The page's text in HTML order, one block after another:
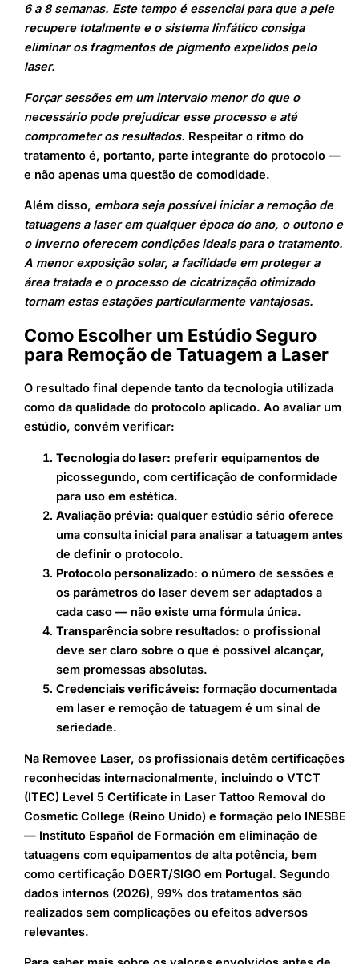
6 a 8 semanas. Este tempo é essencial para que a pele
recupere totalmente e o sistema linfático consiga
eliminar os fragmentos de pigmento expelidos pelo
laser.
Forçar sessões em um intervalo menor do que o
necessário pode prejudicar esse processo e até
comprometer os resultados. Respeitar o ritmo do
tratamento é, portanto, parte integrante do protocolo —
e não apenas uma questão de comodidade.
Além disso, embora seja possível iniciar a remoção de
tatuagens a laser em qualquer época do ano, o outono e
o inverno oferecem condições ideais para o tratamento.
A menor exposição solar, a facilidade em proteger a
área tratada e o processo de cicatrização otimizado
tornam estas estações particularmente vantajosas.
Como Escolher um Estúdio Seguro
para Remoção de Tatuagem a Laser
O resultado final depende tanto da tecnologia utilizada
como da qualidade do protocolo aplicado. Ao avaliar um
estúdio, convém verificar:
Tecnologia do laser: preferir equipamentos de
picossegundo, com certificação de conformidade
para uso em estética.
Avaliação prévia: qualquer estúdio sério oferece
uma consulta inicial para analisar a tatuagem antes
de definir o protocolo.
Protocolo personalizado: o número de sessões e
os parâmetros do laser devem ser adaptados a
cada caso — não existe uma fórmula única.
Transparência sobre resultados: o profissional
deve ser claro sobre o que é possível alcançar,
sem promessas absolutas.
Credenciais verificáveis: formação documentada
em laser e remoção de tatuagem é um sinal de
seriedade.
Na Removee Laser, os profissionais detêm certificações
reconhecidas internacionalmente, incluindo o VTCT
(ITEC) Level 5 Certificate in Laser Tattoo Removal do
Cosmetic College (Reino Unido) e formação pelo INESBE
— Instituto Español de Formación em eliminação de
tatuagens com equipamentos de alta potência, bem
como certificação DGERT/SIGO em Portugal. Segundo
dados internos (2026), 99% dos tratamentos são
realizados sem complicações ou efeitos adversos
relevantes.